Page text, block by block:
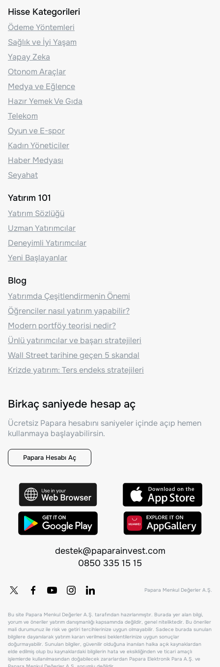
Hisse Kategorileri
Ödeme Yöntemleri
Sağlık ve İyi Yaşam
Yapay Zeka
Otonom Araçlar
Medya ve Eğlence
Hazır Yemek Ve Gıda
Telekom
Oyun ve E-spor
Kadın Yöneticiler
Haber Medyası
Seyahat
Yatırım 101
Yatırım Sözlüğü
Uzman Yatırımcılar
Deneyimli Yatırımcılar
Yeni Başlayanlar
Blog
Yatırımda Çeşitlendirmenin Önemi
Öğrenciler nasıl yatırım yapabilir?
Modern portföy teorisi nedir?
Ünlü yatırımcılar ve başarı stratejileri
Wall Street tarihine geçen 5 skandal
Krizde yatırım: Ters endeks stratejileri
Birkaç saniyede hesap aç
Ücretsiz Papara hesabını saniyeler içinde açıp hemen
kullanmaya başlayabilirsin.
Papara Hesabı Aç
destek@paparainvest.com
0850 335 15 15
Papara Menkul Değerler A.Ş.
Bu site Papara Menkul Değerler A.Ş. tarafından hazırlanmıştır. Burada yer alan bilgi,
yorum ve öneriler yatırım danışmanlığı kapsamında değildir, genel niteliktedir. Bu öneriler
mali durumunuz ile risk ve getiri tercihlerinize uygun olmayabilir. Sadece burada sunulan
bilgilere dayanılarak yatırım kararı verilmesi beklentilerinize uygun sonuçlar
doğurmayabilir. Sunulan bilgiler, güvenilir olduğuna inanılan halka açık kaynaklardan
elde edilmiş olup bu kaynaklardaki bilgilerin hata ve eksikliğinden ve ticari amaçlı
işlemlerde kullanılmasından doğabilecek zararlardan Papara Elektronik Para A.Ş. ve